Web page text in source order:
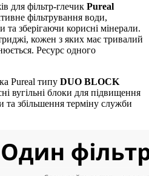
для фільтр-глечик Pureal
фільтрування води,
зберігаючи корисні мінерали.
кожен з яких має тривалий
Ресурс одного
Pureal типу DUO BLOCK
вугільні блоки для підвищення
та збільшення терміну служби